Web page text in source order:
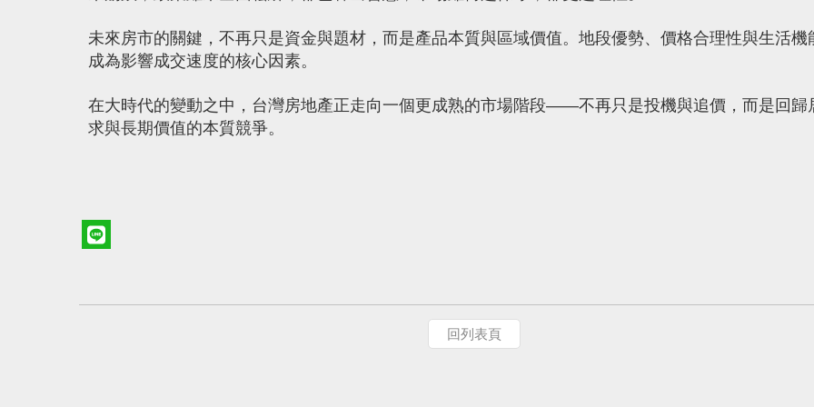
未來房市的關鍵，不再只是資金與題材，而是產品本質與區域價值。地段優勢、價格合理性與生活機
成為影響成交速度的核心因素。
在大時代的變動之中，台灣房地產正走向一個更成熟的市場階段——不再只是投機與追價，而是回歸
求與長期價值的本質競爭。
回列表頁